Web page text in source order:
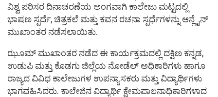
ವಿಶ್ವ ಪರಿಸರ ದಿನಾಚರಣೆಯ ಅಂಗವಾಗಿ ಕಾಲೇಜು ಮಟ್ಟದಲ್ಲಿ
ಭಾಷಣ ಸ್ಪರ್ದೆ, ಚಿತ್ರಕಲೆ ಮತ್ತು ಕವನ ರಚನಾ ಸ್ಪರ್ಧೆಗಳನ್ನು ಆನ್ಲೈನ್‌
ಮುಖಾಂತರ ನಡೆಸಲಾಯಿತು.
ಝೂಮ್‌ ಮುಖಾಂತರ ನಡೆದ ಈ ಕಾರ್ಯಕ್ರಮದಲ್ಲಿ ದಕ್ಷಿಣ ಕನ್ನಡ,
ಉಡುಪಿ ಮತ್ತು ಕೊಡಗು ಜಿಲ್ಲೆಯ ನೋಡೆಲ್‌ ಅಧಿಕಾರಿಗಳು ಹಾಗೂ
ರಾಜ್ಯದ ವಿವಿಧ ಕಾಲೇಜುಗಳ ಉಪನ್ಯಾಸಕರು ಮತ್ತು ವಿದ್ಯಾರ್ಥಿಗಳು
ಭಾಗವಹಿಸಿದರು. ಕಾಲೇಜಿನ ವಿದ್ಯಾರ್ಥಿ ಕ್ಷೇಮಪಾಲನಾಧಿಕಾರಿಗಳಾದ